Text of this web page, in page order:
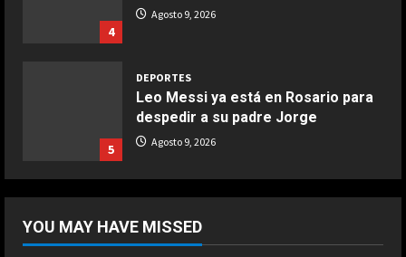
Buñuelos de alcachofas
5
COCINA
Ternera guisada con senderuelas
4
Agosto 9, 2026
5
DEPORTES
Leo Messi ya está en Rosario para
despedir a su padre Jorge
Agosto 9, 2026
tristeza; yo perdí a mi padre y el
dolor es inexplicable”
YOU MAY HAVE MISSED